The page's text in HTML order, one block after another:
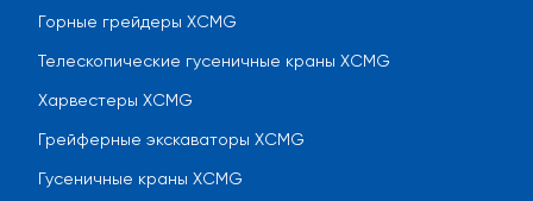
Горные грейдеры XCMG
Телескопические гусеничные краны XCMG
Харвестеры XCMG
Грейферные экскаваторы XCMG
Гусеничные краны XCMG